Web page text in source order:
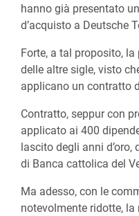
hanno già presentato
d’acquisto a Deutsche
Forte, a tal proposito,
delle altre sigle, visto
applicano un contratto
Contratto, seppur con
applicato ai 400
lascito degli anni
di Banca cattolica del
Ma adesso, con le
notevolmente ridotte,